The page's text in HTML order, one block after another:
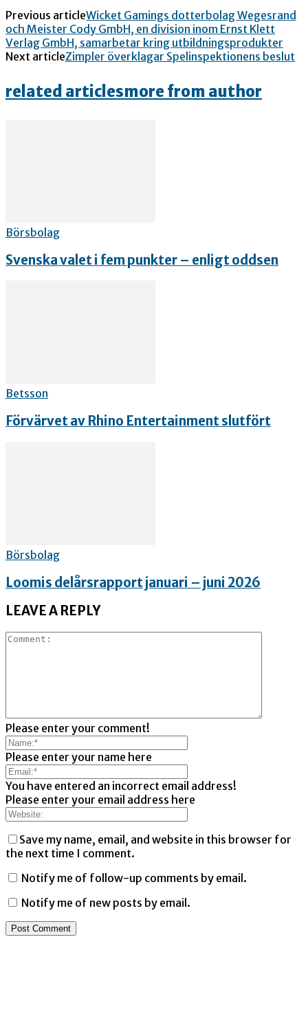
Previous articleWicket Gamings dotterbolag Wegesrand
och Meister Cody GmbH, en division inom Ernst Klett
Verlag GmbH, samarbetar kring utbildningsprodukter
Next articleZimpler överklagar Spelinspektionens beslut
related articlesmore from author
Börsbolag
Svenska valet i fem punkter – enligt oddsen
Betsson
Förvärvet av Rhino Entertainment slutfört
Börsbolag
Loomis delårsrapport januari – juni 2026
LEAVE A REPLY
Please enter your comment!
Please enter your name here
You have entered an incorrect email address!
Please enter your email address here
Save my name, email, and website in this browser for
the next time I comment.
Notify me of follow-up comments by email.
Notify me of new posts by email.